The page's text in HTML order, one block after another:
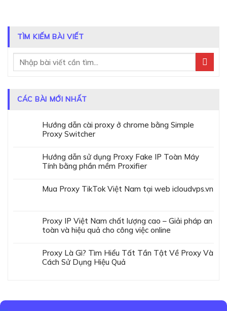
TÌM KIẾM BÀI VIẾT
CÁC BÀI MỚI NHẤT
Hướng dẫn cài proxy ở chrome bằng Simple
Proxy Switcher
Hướng dẫn sử dụng Proxy Fake IP Toàn Máy
Tính bằng phần mềm Proxifier
Mua Proxy TikTok Việt Nam tại web icloudvps.vn
Proxy IP Việt Nam chất lượng cao – Giải pháp an
toàn và hiệu quả cho công việc online
Proxy Là Gì? Tìm Hiểu Tất Tần Tật Về Proxy Và
Cách Sử Dụng Hiệu Quả